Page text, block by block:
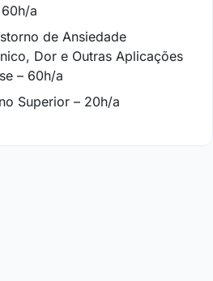
a
de Ansiedade
Dor e Outras Aplicações
– 60h/a
Superior – 20h/a